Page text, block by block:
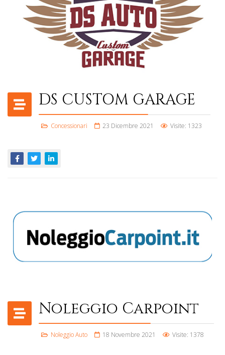
DS CUSTOM GARAGE
Concessionari 23 Dicembre 2021 Visite: 1323
Noleggio Carpoint
Noleggio Auto 18 Novembre 2021 Visite: 1378